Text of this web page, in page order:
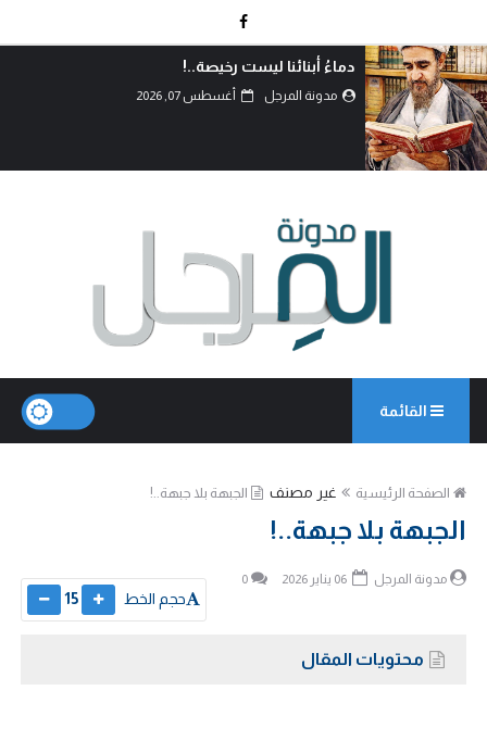
بين حكمة السياسة وأحقاد
بعقول العلماء لا بغيرة ا...
القائمة
الصفحة الرئيسية غير مصنف الجبهة بلا جبهة..!
الجبهة بلا جبهة..!
مدونة المرجل 0
حجم الخط 15
محتويات المقال